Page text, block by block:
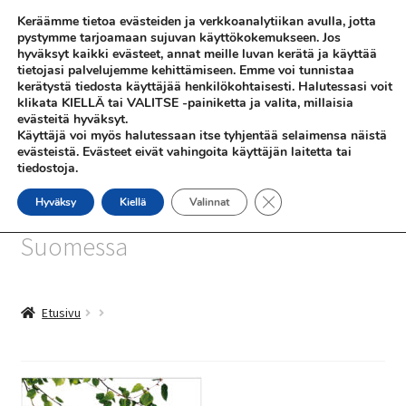
Siirry
navigointiin
Siirry
sisältöön
Valikko
SHOP
INFO
SiniSusan kortit painetaan
Suomessa
Etusivu
Keräämme tietoa evästeiden ja verkkoanalytiikan avulla, jotta
pystymme tarjoamaan sujuvan käyttökokemukseen. Jos
hyväksyt kaikki evästeet, annat meille luvan kerätä ja käyttää
tietojasi palvelujemme kehittämiseen. Emme voi tunnistaa
kerätystä tiedosta käyttäjää henkilökohtaisesti. Halutessasi voit
klikata KIELLÄ tai VALITSE -painiketta ja valita, millaisia
evästeitä hyväksyt.
Käyttäjä voi myös halutessaan itse tyhjentää selaimensa näistä
evästeistä. Evästeet eivät vahingoita käyttäjän laitetta tai
tiedostoja.
Hyväksy Kiellä Valinnat Sulje evästebanneri